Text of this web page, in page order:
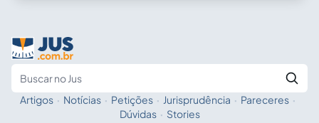
Fale com a IA
Artigos · Notícias · Petições · Jurisprudência · Pareceres ·
Dúvidas · Stories